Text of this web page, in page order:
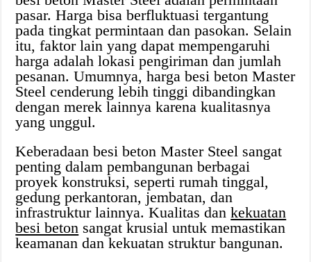
pasar. Harga bisa berfluktuasi tergantung
pada tingkat permintaan dan pasokan. Selain
itu, faktor lain yang dapat mempengaruhi
harga adalah lokasi pengiriman dan jumlah
pesanan. Umumnya, harga besi beton Master
Steel cenderung lebih tinggi dibandingkan
dengan merek lainnya karena kualitasnya
yang unggul.
Keberadaan besi beton Master Steel sangat
penting dalam pembangunan berbagai
proyek konstruksi, seperti rumah tinggal,
gedung perkantoran, jembatan, dan
infrastruktur lainnya. Kualitas dankekuatan
besi beton sangat krusial untuk memastikan
keamanan dan kekuatan struktur bangunan.